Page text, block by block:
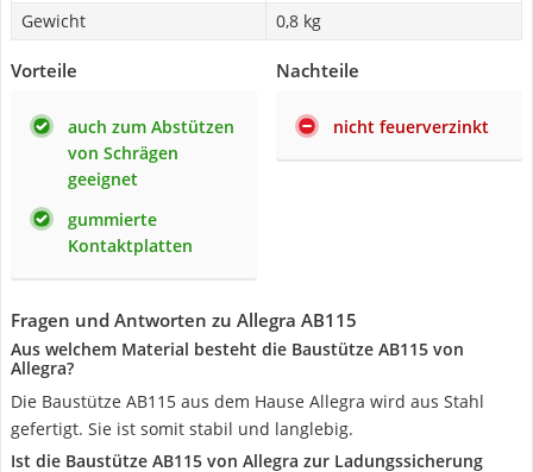
Gewicht
0,8 kg
Vorteile
auch zum Abstützen
von Schrägen
geeignet
gummierte
Kontaktplatten
Nachteile
nicht feuerverzinkt
Fragen und Antworten zu Allegra AB115
Aus welchem Material besteht die Baustütze AB115 von
Allegra?
Die Baustütze AB115 aus dem Hause Allegra wird aus Stahl
gefertigt. Sie ist somit stabil und langlebig.
Ist die Baustütze AB115 von Allegra zur Ladungssicherung